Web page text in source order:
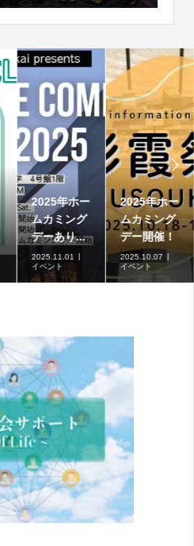
2025年ホー
ムカミング
デーあり...
2025.11.01
イベント
2025年ホー
ムカミング
デー開催！
2025.10.07
イベント
